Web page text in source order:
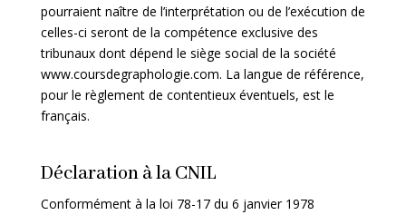
pourraient naître de l’interprétation ou de l’exécution de
celles-ci seront de la compétence exclusive des
tribunaux dont dépend le siège social de la société
www.coursdegraphologie.com. La langue de référence,
pour le règlement de contentieux éventuels, est le
français.
Déclaration à la CNIL
Conformément à la loi 78-17 du 6 janvier 1978